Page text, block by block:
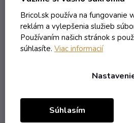
Bricol.sk používa na fungovanie
reklám a vylepšenia služieb
Používaním našich stránok s
súhlasíte. Viac informacií
Súhlasím
Skladom